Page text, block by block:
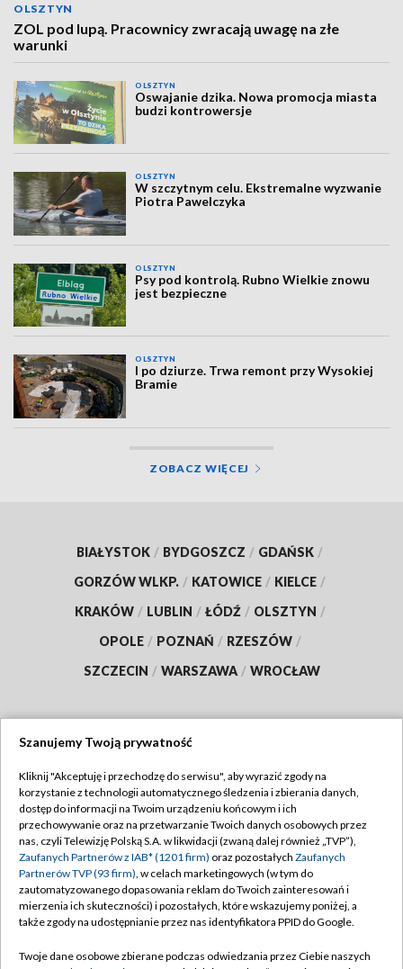
OLSZTYN
ZOL pod lupą. Pracownicy zwracają uwagę na złe
warunki
OLSZTYN
Oswajanie dzika. Nowa promocja miasta
budzi kontrowersje
OLSZTYN
W szczytnym celu. Ekstremalne wyzwanie
Piotra Pawelczyka
OLSZTYN
Psy pod kontrolą. Rubno Wielkie znowu
jest bezpieczne
OLSZTYN
I po dziurze. Trwa remont przy Wysokiej
Bramie
ZOBACZ WIĘCEJ
BIAŁYSTOK / BYDGOSZCZ / GDAŃSK /
GORZÓW WLKP. / KATOWICE / KIELCE /
KRAKÓW / LUBLIN / ŁÓDŹ / OLSZTYN /
OPOLE / POZNAŃ / RZESZÓW /
SZCZECIN / WARSZAWA / WROCŁAW
TVP
Abonament TVP
Emisja w TVP
Centrum informacji TVP
Naziemna Telewizja Cyfrowa
Regulamin TVP
Polityka prywatności
Moje zgody
Pomoc
Szanujemy Twoją prywatność
Kliknij "Akceptuję i przechodzę do serwisu", aby wyrazić zgody na
korzystanie z technologii automatycznego śledzenia i zbierania danych,
dostęp do informacji na Twoim urządzeniu końcowym i ich
przechowywanie oraz na przetwarzanie Twoich danych osobowych przez
nas, czyli Telewizję Polską S.A. w likwidacji (zwaną dalej również „TVP”),
Zaufanych Partnerów z IAB* (1201 firm) oraz pozostałych Zaufanych
Partnerów TVP (93 firm), w celach marketingowych (w tym do
zautomatyzowanego dopasowania reklam do Twoich zainteresowań i
mierzenia ich skuteczności) i pozostałych, które wskazujemy poniżej, a
także zgody na udostępnianie przez nas identyfikatora PPID do Google.
Twoje dane osobowe zbierane podczas odwiedzania przez Ciebie naszych